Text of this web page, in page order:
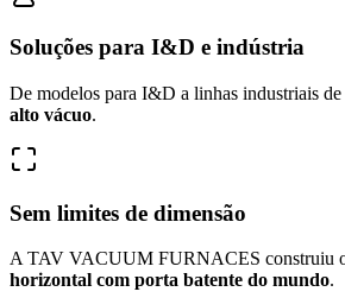
Soluções para I&D e indústria
De modelos para I&D a linhas industriais de
alto vácuo.
Sem limites de dimensão
A TAV VACUUM FURNACES construiu
horizontal com porta batente do mundo.